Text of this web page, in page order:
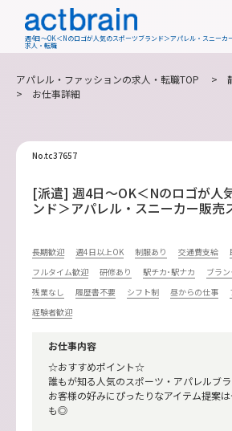
週4日～OK＜Nのロゴが人気のスポーツブランド＞アパレル・スニーカ
求人・転職
アパレル・ファッションの求人・転職TOP >
> お仕事詳細
No.tc37657
[派遣] 週4日～OK＜Nのロゴが人
ンド＞アパレル・スニーカー販売
長期歓迎 週4日以上OK 制服あり 交通費支給
フルタイム歓迎
研修あり 駅チカ･駅ナカ ブラ
残業なし
履歴書不要 シフト制 昼からの仕事
経験者歓迎
お仕事内容
☆おすすめポイント☆
誰もが知る人気のスポーツ・アパレルブラ
お客様の好みにぴったりなアイテム提案
も◎